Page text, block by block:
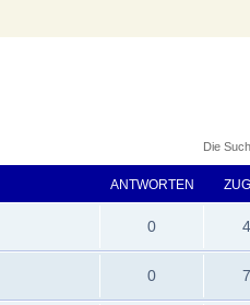
Die
ANTWORTEN
0
0